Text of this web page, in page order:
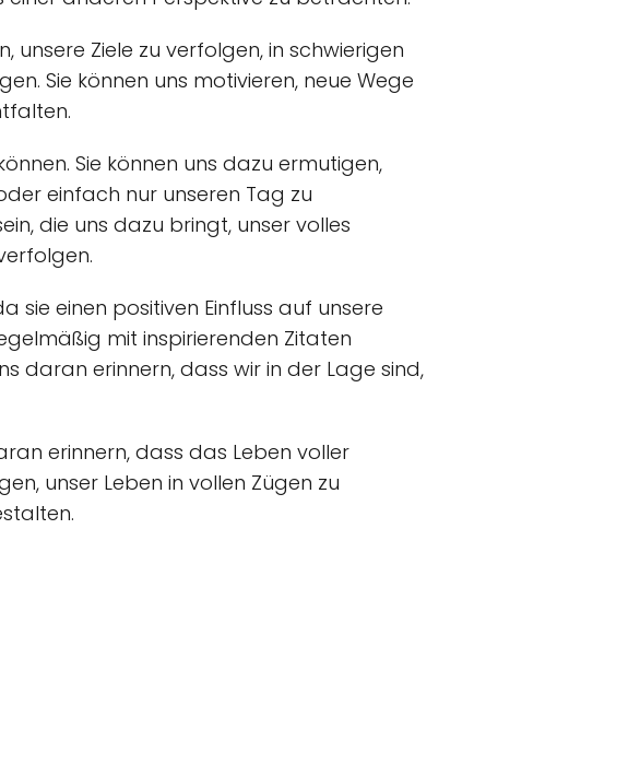
unsere Ziele zu verfolgen, in schwierigen
Sie können uns motivieren, neue Wege
Sie können uns dazu ermutigen,
einfach nur unseren Tag zu
die uns dazu bringt, unser volles
sie einen positiven Einfluss auf unsere
mit inspirierenden Zitaten
daran erinnern, dass wir in der Lage sind,
erinnern, dass das Leben voller
unser Leben in vollen Zügen zu